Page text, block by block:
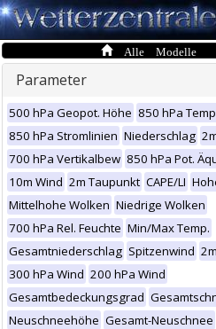
Alle Modelle
Parameter
500 hPa Geopot. Höhe 850 hPa
850 hPa Stromlinien Niederschlag
700 hPa Vertikalbew 850 hPa Pot.
10m Wind 2m Taupunkt CAPE/LI
Mittelhohe Wolken Niedrige Wolken
700 hPa Rel. Feuchte Min/Max Temp.
Gesamtniederschlag Spitzenwind
300 hPa Wind 200 hPa Wind
Gesamtbedeckungsgrad
Neuschneehöhe Gesamt-Neuschnee